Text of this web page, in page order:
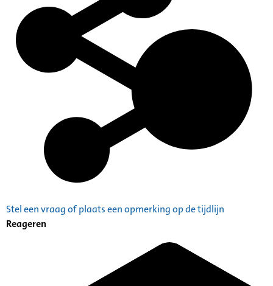
Stel een vraag of plaats een opmerking op de tijdlijn
Reageren